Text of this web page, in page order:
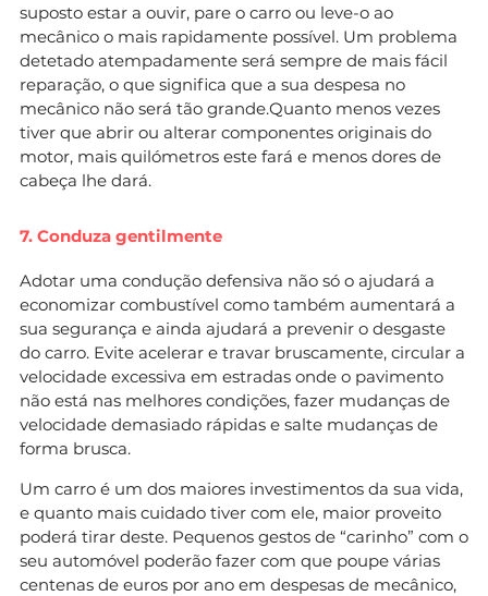
suposto estar a ouvir, pare o carro ou leve-o ao
mecânico o mais rapidamente possível. Um problema
detetado atempadamente será sempre de mais fácil
reparação, o que significa que a sua despesa no
mecânico não será tão grande.Quanto menos vezes
tiver que abrir ou alterar componentes originais do
motor, mais quilómetros este fará e menos dores de
cabeça lhe dará.
7. Conduza gentilmente
Adotar uma condução defensiva não só o ajudará a
economizar combustível como também aumentará a
sua segurança e ainda ajudará a prevenir o desgaste
do carro. Evite acelerar e travar bruscamente, circular a
velocidade excessiva em estradas onde o pavimento
não está nas melhores condições, fazer mudanças de
velocidade demasiado rápidas e salte mudanças de
forma brusca.
Um carro é um dos maiores investimentos da sua vida,
e quanto mais cuidado tiver com ele, maior proveito
poderá tirar deste. Pequenos gestos de “carinho” com o
seu automóvel poderão fazer com que poupe várias
centenas de euros por ano em despesas de mecânico,